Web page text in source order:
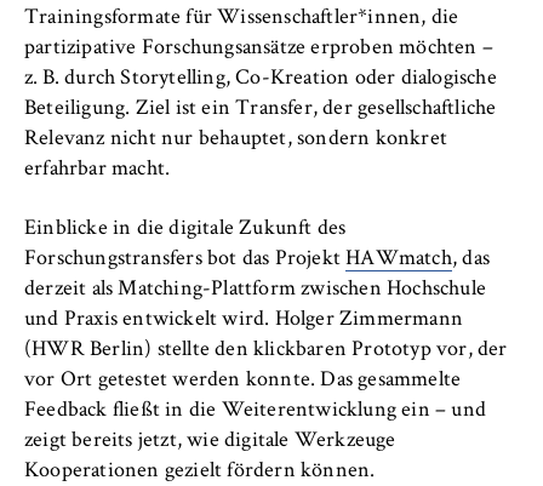
Trainingsformate für Wissenschaftler*innen, die
partizipative Forschungsansätze erproben möchten –
z. B. durch Storytelling, Co-Kreation oder dialogische
Beteiligung. Ziel ist ein Transfer, der gesellschaftliche
Relevanz nicht nur behauptet, sondern konkret
erfahrbar macht.
Einblicke in die digitale Zukunft des
Forschungstransfers bot das ProjektHAWmatch, das
derzeit als Matching-Plattform zwischen Hochschule
und Praxis entwickelt wird. Holger Zimmermann
(HWR Berlin) stellte den klickbaren Prototyp vor, der
vor Ort getestet werden konnte. Das gesammelte
Feedback fließt in die Weiterentwicklung ein – und
zeigt bereits jetzt, wie digitale Werkzeuge
Kooperationen gezielt fördern können.